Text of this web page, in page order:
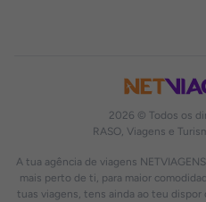
2026 © Todos os
RASO, Viagens e
A tua agência de viagens
mais perto de ti, para maior
tuas viagens, tens ainda ao teu